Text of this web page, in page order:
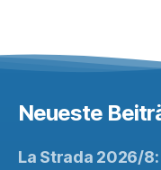
Neueste
La Strada 2026/